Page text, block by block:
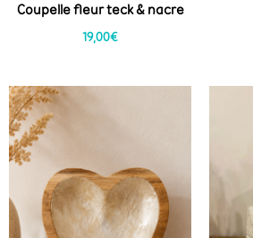
Coupelle fleur teck & nacre
19,00€